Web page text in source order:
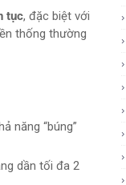
tục, đặc biệt với
thống thường
năng “búng”
dần tối đa 2